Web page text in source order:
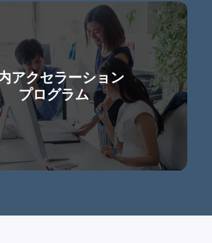
アクセラーション
プログラム